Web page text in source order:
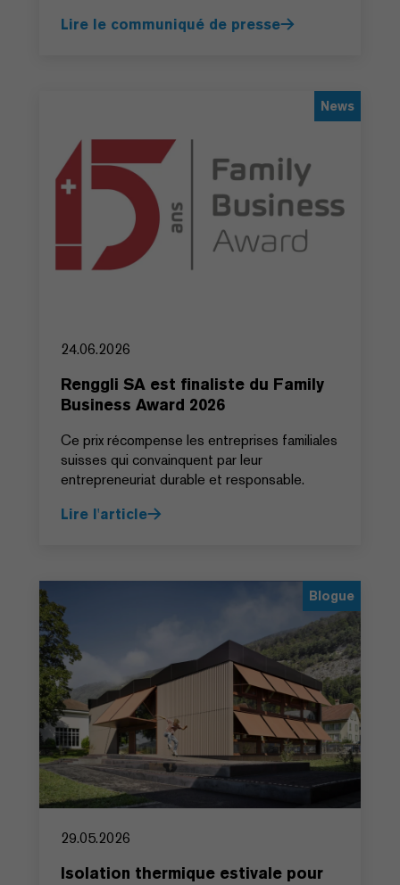
Lire le communiqué de presse
News
24.06.2026
Renggli SA est finaliste du Family
Business Award 2026
Ce prix récompense les entreprises familiales
suisses qui convainquent par leur
entrepreneuriat durable et responsable.
Lire l'article
Blogue
29.05.2026
Isolation thermique estivale pour